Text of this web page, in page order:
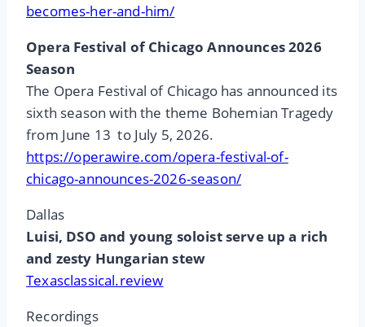
becomes-her-and-him/
Opera Festival of Chicago Announces 2026
Season
The Opera Festival of Chicago has announced its
sixth season with the theme Bohemian Tragedy
from June 13 to July 5, 2026.
https://operawire.com/opera-festival-of-
chicago-announces-2026-season/
Dallas
Luisi, DSO and young soloist serve up a rich
and zesty Hungarian stew
Texasclassical.review
Recordings